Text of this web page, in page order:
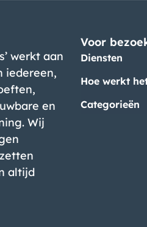
werkt aan
iedereen,
en
Wij
altijd
Voor
Diensten
Hoe werkt
Categorieën